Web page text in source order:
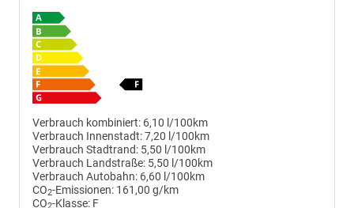
Verbrauch kombiniert: 6,10 l/100km
Verbrauch Innenstadt:7,20 l/100km
Verbrauch Stadtrand: 5,50 l/100km
Verbrauch Landstraße: 5,50 l/100km
Verbrauch Autobahn: 6,60 l/100km
CO2-Emissionen: 161,00 g/km
CO -Klasse: F